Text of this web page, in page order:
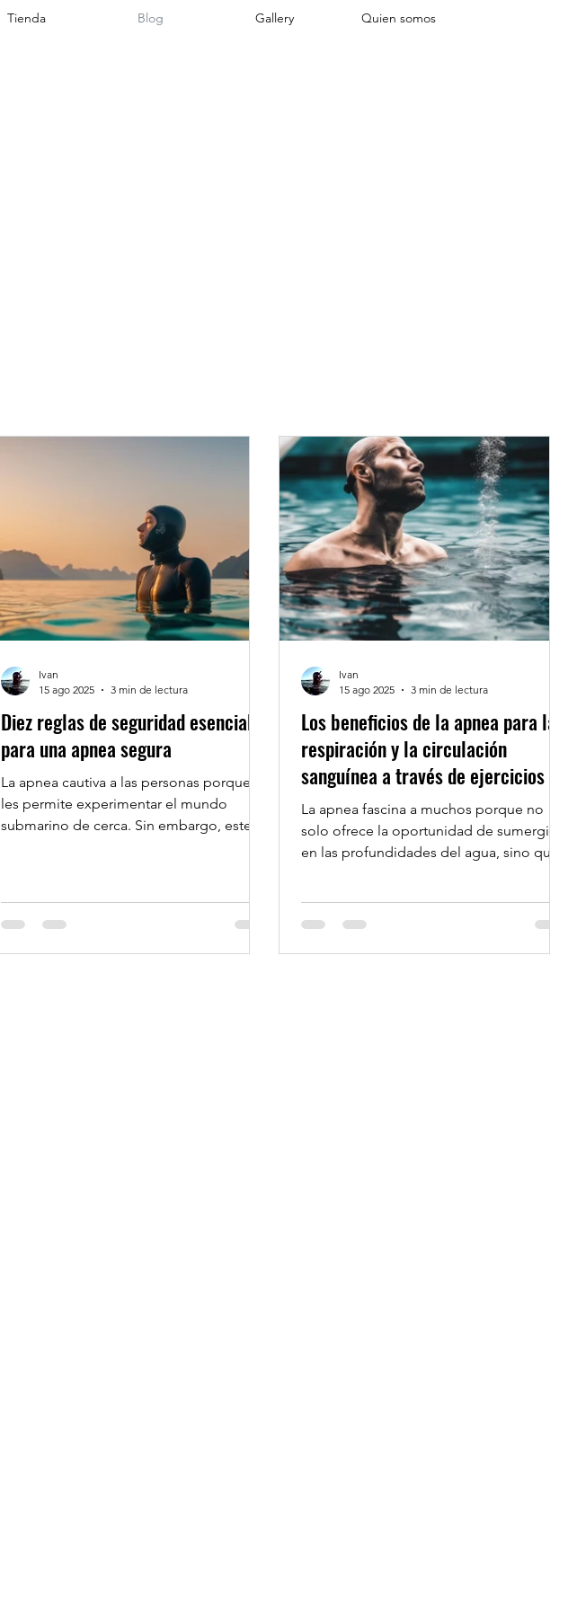
Tienda Blog Gallery Quien somos
Diez reglas de seguridad esenciales
para una apnea segura
La apnea cautiva a las personas porque
les permite experimentar el mundo
submarino de cerca. Sin embargo, este
Ivan
15 ago 2025
3 min de lectura
Los beneficios de la apnea para la
respiración y la circulación
sanguínea a través de ejercicios de
respiración específicos
La apnea fascina a muchos porque no
solo ofrece la oportunidad de sumergirse
en las profundidades del agua, sino que
Ivan
15 ago 2025
3 min de lectura